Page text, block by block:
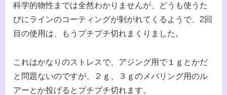
科学的物性までは全然わかりませんが、どうも使うた
びにラインのコーティングが剝がれてくるようで、2回
目の使用は、もうプチプチ切れまくりました。
これはかなりのストレスで、アジング用で１ｇとかだ
と問題ないのですが、２ｇ、３ｇのメバリング用のル
アーとか投げるとプチプチ切れます。